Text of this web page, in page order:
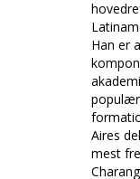
Han er
Aires
mest